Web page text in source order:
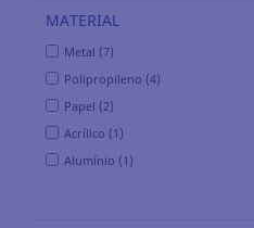
MATERIAL
Metal (7)
Polipropileno (4)
Papel (2)
Acrílico (1)
Alumínio (1)